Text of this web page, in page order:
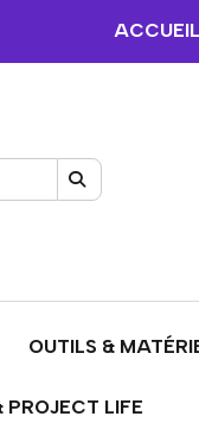
ACCUEIL
OUTILS &
PROJECT LIFE